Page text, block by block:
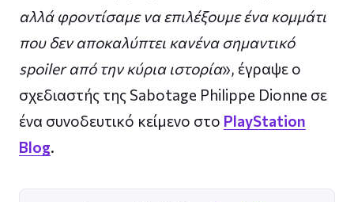
αλλά φροντίσαμε να επιλέξουμε ένα κομμάτι
που δεν αποκαλύπτει κανένα σημαντικό
spoiler από την κύρια ιστορία», έγραψε ο
σχεδιαστής της Sabotage Philippe Dionne σε
ένα συνοδευτικό κείμενο στο PlayStation
Blog.